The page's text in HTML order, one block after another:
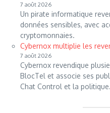
7 août 2026
Un pirate informatique
données sensibles, avec
cryptomonnaies.
Cybernox multiplie les
7 août 2026
Cybernox revendique
BlocTel et associe ses
Chat Control et la politique.